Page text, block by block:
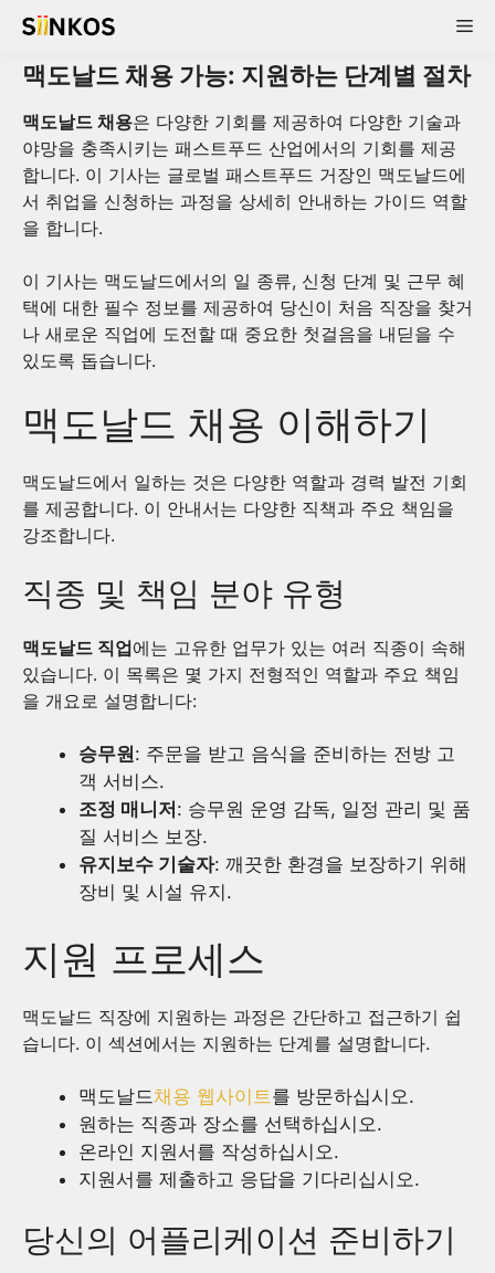
Skip
content
맥도날드 채용 가능: 지원하는 단계별 절차
맥도날드 채용은 다양한 기회를 제공하여 다양한 기술과
야망을 충족시키는 패스트푸드 산업에서의 기회를 제공
합니다. 이 기사는 글로벌 패스트푸드 거장인 맥도날드에
서 취업을 신청하는 과정을 상세히 안내하는 가이드 역할
을 합니다.
이 기사는 맥도날드에서의 일 종류, 신청 단계 및 근무 혜
택에 대한 필수 정보를 제공하여 당신이 처음 직장을 찾거
나 새로운 직업에 도전할 때 중요한 첫걸음을 내딛을 수
있도록 돕습니다.
맥도날드 채용 이해하기
맥도날드에서 일하는 것은 다양한 역할과 경력 발전 기회
를 제공합니다. 이 안내서는 다양한 직책과 주요 책임을
강조합니다.
직종 및 책임 분야 유형
맥도날드 직업에는 고유한 업무가 있는 여러 직종이 속해
있습니다. 이 목록은 몇 가지 전형적인 역할과 주요 책임
을 개요로 설명합니다:
승무원: 주문을 받고 음식을 준비하는 전방 고
객 서비스.
조정 매니저 : 승무원 운영 감독, 일정 관리 및 품
질 서비스 보장.
유지보수 기술자: 깨끗한 환경을 보장하기 위해
장비 및 시설 유지.
지원 프로세스
맥도날드 직장에 지원하는 과정은 간단하고 접근하기 쉽
습니다. 이 섹션에서는 지원하는 단계를 설명합니다.
맥도날드채용 웹사이트 를 방문하십시오.
원하는 직종과 장소를 선택하십시오.
온라인 지원서를 작성하십시오.
지원서를 제출하고 응답을 기다리십시오.
당신의 어플리케이션 준비하기